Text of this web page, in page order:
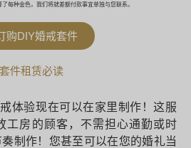
每种金色，我们将就差额付款事宜单独与您联系。
购DIY婚戒套件
套件租赁必读
体验现在可以在家里制作！这服
工房的顾客，不需担心通勤或时
制作！您甚至可以在您的婚礼当